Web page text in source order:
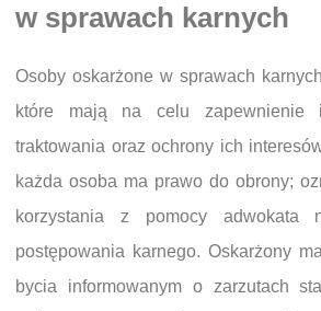
w sprawach karnych
Osoby oskarżone w sprawach
które mają na celu zapewnienie
traktowania oraz ochrony ich
każda osoba ma prawo do obrony;
korzystania z pomocy adwokata
postępowania karnego. Oskarżony
bycia informowanym o zarzutach